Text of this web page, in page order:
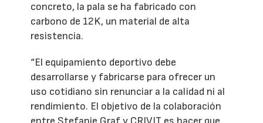
concreto, la pala se ha fabricado con
carbono de 12K, un material de alta
resistencia.
“El equipamiento deportivo debe
desarrollarse y fabricarse para ofrecer un
uso cotidiano sin renunciar a la calidad ni al
rendimiento. El objetivo de la colaboración